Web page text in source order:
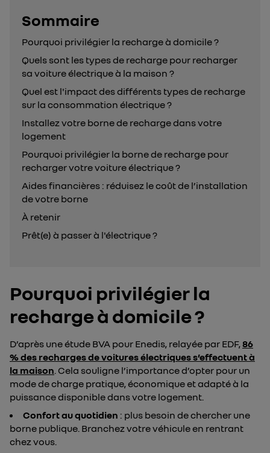
Sommaire
- appuyez sur le bouton
Pourquoi privilégier la recharge à domicile ?
Quels sont les types de recharge pour recharger
sa voiture électrique à la maison ?
Quel est l'impact des différents types de recharge
sur la consommation électrique ?
Installez votre borne de recharge dans votre
logement
Pourquoi privilégier la borne de recharge pour
recharger votre voiture électrique ?
Aides financières : réduisez le coût de l’installation
de votre borne
À retenir
Prêt(e) à passer à l'électrique ?
Pourquoi privilégier la
recharge à domicile ?
D’après une étude BVA pour Enedis, relayée par EDF,86
% des recharges de voitures électriques s’effectuent à
la maison. Cela souligne l’importance d’opter pour un
mode de charge pratique, économique et adapté à la
puissance disponible dans votre logement.
Confort au quotidien : plus besoin de chercher une
borne publique. Branchez votre véhicule en rentrant
chez vous.